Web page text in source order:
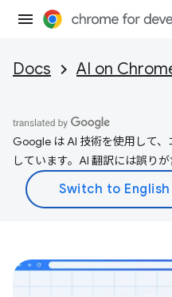
Docs AI on
Google は AI 技術を使用して
しています。AI 翻訳には誤り